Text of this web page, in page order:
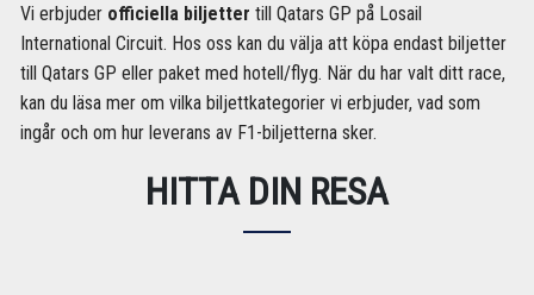
Vi erbjuder officiella biljetter till Qatars GP på Losail
International Circuit. Hos oss kan du välja att köpa endast biljetter
till Qatars GP eller paket med hotell/flyg. När du har valt ditt race,
kan du läsa mer om vilka biljettkategorier vi erbjuder, vad som
ingår och om hur leverans av F1-biljetterna sker.